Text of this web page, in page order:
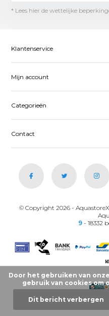
* Lees hier de wettelijke
Klantenservice
Mijn account
Categorieën
Contact
© Copyright 2026 -
9 - 18332
Door het gebruiken van
gebruik van cookies om
Dit bericht verbergen